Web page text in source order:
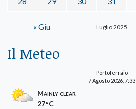
Luglio 2025
« Giu
Il Meteo
Portoferraio
7 Agosto 2026, 7:33
Mainly clear
27°C